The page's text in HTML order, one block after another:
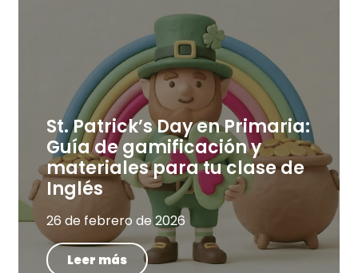
St. Patrick’s Day en Primaria:
Guía de gamificación y
materiales para tu clase de
Inglés
26 de febrero de 2026
Leer más